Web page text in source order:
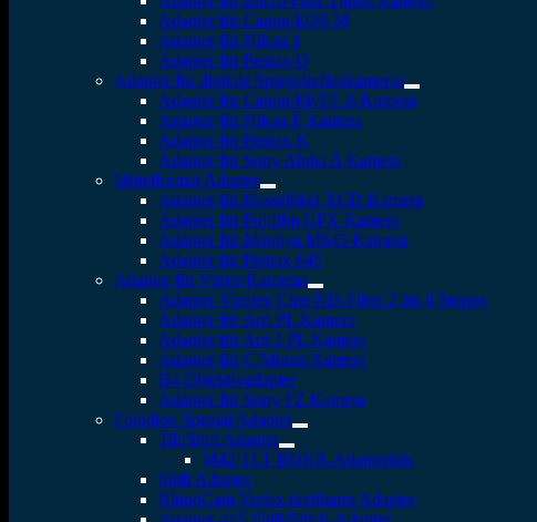
Adapter für Canon EOS M
Adapter für Nikon 1
Adapter für Pentax Q
Adapter für digitale Spiegelreflexkameras
Adapter für Canon EF/EF-S Kamera
Adapter für Nikon F Kamera
Adapter für Pentax K
Adapter für Sony Alpha A Kamera
Mittelformat Adapter
Adapter für Hasselblad XCD Kamera
Adapter für Fujifilm GFX Kamera
Adapter für Mamiya M645 Kamera
Adapter für Pentax 645
Adapter für Video Kameras
Adapter Vizelex Cine ND-Filter 2 bis 8 Stopps
Adapter für Arri PL Kamera
Adapter für Arri LPL Kamera
Adapter für C Mount Kamera
B4 Objektivadapter
Adapter für Sony FZ Kamera
Fotodiox Spezial Adapter
Tilt/Shift Adapter
M42 TLT ROKR-Adapterkits
Shift Adapter
RhinoCam Vertex drehbarer Adapter